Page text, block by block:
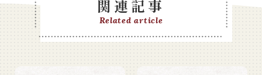
関連記事
Related article